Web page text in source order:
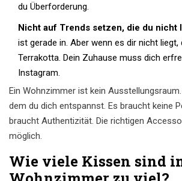
du Überforderung.
Nicht auf Trends setzen, die du nicht
ist gerade in. Aber wenn es dir nicht liegt,
Terrakotta. Dein Zuhause muss dich
Instagram.
Ein Wohnzimmer ist kein
dem du dich entspannst. Es braucht keine
braucht Authentizität. Die richtigen
möglich.
Wie viele Kissen sind